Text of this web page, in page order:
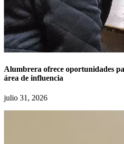
Alumbrera ofrece oportunidades
área de influencia
julio 31, 2026